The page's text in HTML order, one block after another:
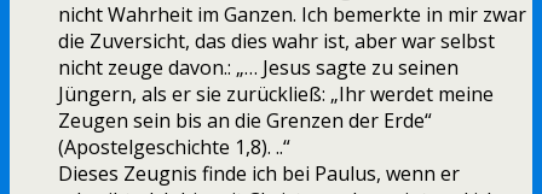
nicht Wahrheit im Ganzen. Ich bemerkte in mir zwar
die Zuversicht, das dies wahr ist, aber war selbst
nicht zeuge davon.: „… Jesus sagte zu seinen
Jüngern, als er sie zurückließ: „Ihr werdet meine
Zeugen sein bis an die Grenzen der Erde“
(Apostelgeschichte 1,8). ..“
Dieses Zeugnis finde ich bei Paulus, wenn er